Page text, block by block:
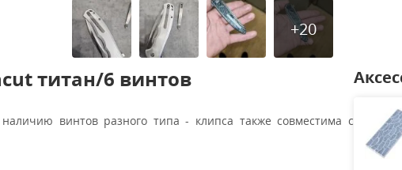
+20
титан/6 винтов
винтов разного типа - клипса также совместима с